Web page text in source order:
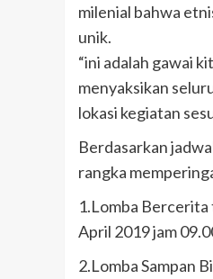
milenial bahwa
unik.
“ini adalah gawai
menyaksikan
lokasi kegiatan
Berdasarkan
rangka
1.Lomba Bercerita
April 2019 jam
2.Lomba Sampan